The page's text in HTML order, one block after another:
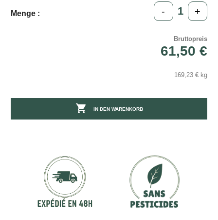
Menge : - +
Bruttopreis
61,50 €
169,23 € kg
 IN DEN WARENKORB